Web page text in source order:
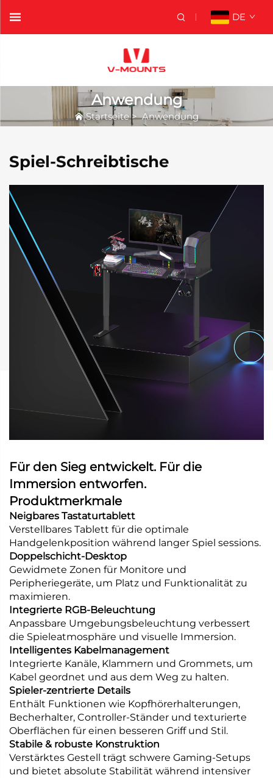
DE
Anwendung
Startseite>Anwendung
Spiel-Schreibtische
Für den Sieg entwickelt. Für die
Immersion entworfen.
Produktmerkmale
Neigbares Tastaturtablett
Verstellbares Tablett für die optimale
Handgelenkposition während langer Spiel sessions.
Doppelschicht-Desktop
Gewidmete Zonen für Monitore und
Peripheriegeräte, um Platz und Funktionalität zu
maximieren.
Integrierte RGB-Beleuchtung
Anpassbare Umgebungsbeleuchtung verbessert
die Spieleatmosphäre und visuelle Immersion.
Intelligentes Kabelmanagement
Integrierte Kanäle, Klammern und Grommets, um
Kabel geordnet und aus dem Weg zu halten.
Spieler-zentrierte Details
Enthält Funktionen wie Kopfhörerhalterungen,
Becherhalter, Controller-Ständer und texturierte
Oberflächen für einen besseren Griff und Stil.
Stabile & robuste Konstruktion
Verstärktes Gestell trägt schwere Gaming-Setups
und bietet absolute Stabilität während intensiver